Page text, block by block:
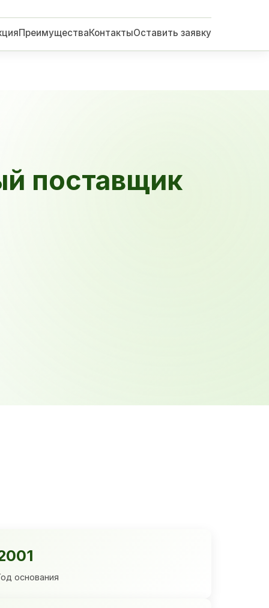
ПреимуществаКонтактыОставить заявку
поставщик
основания